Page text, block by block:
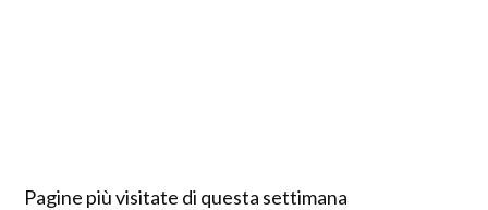
Pagine più visitate di questa settimana